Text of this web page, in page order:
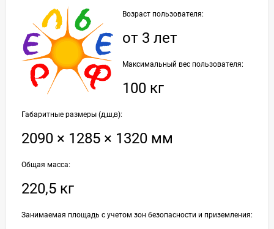
Возраст пользователя:
от 3 лет
Максимальный вес пользователя:
100 кг
Габаритные размеры (д,ш,в):
2090 × 1285 × 1320 мм
Общая масса:
220,5 кг
Занимаемая площадь с учетом зон безопасности и приземления: